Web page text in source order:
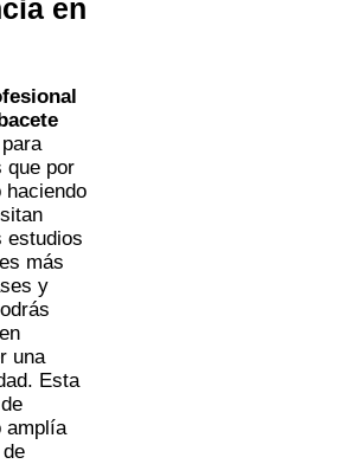
en
que por
haciendo
estudios
más
y
una
Esta
amplía